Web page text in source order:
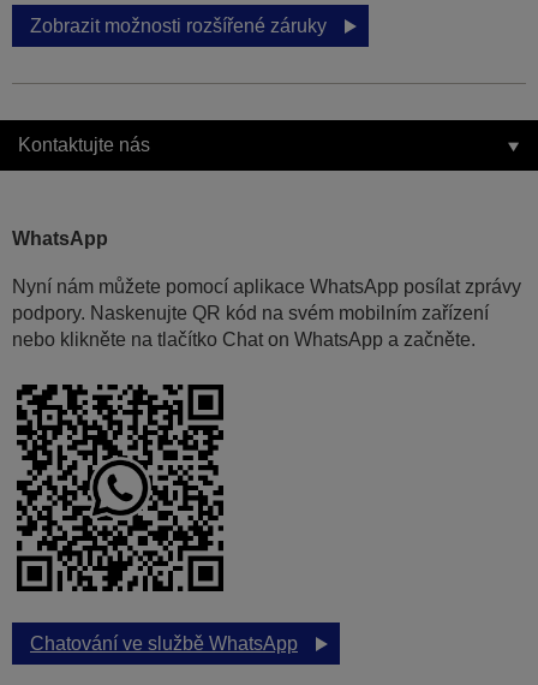
Zobrazit možnosti rozšířené záruky
Kontaktujte nás
WhatsApp
Nyní nám můžete pomocí aplikace WhatsApp posílat zprávy
podpory. Naskenujte QR kód na svém mobilním zařízení
nebo klikněte na tlačítko Chat on WhatsApp a začněte.
Chatování ve službě WhatsApp